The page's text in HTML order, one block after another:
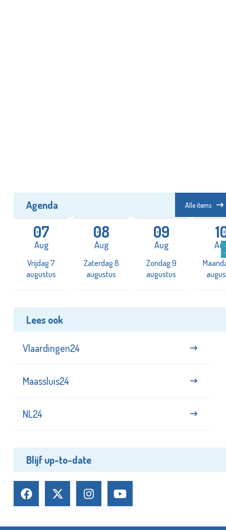
Agenda Alle items
07
Aug
Vrijdag 7
augustus
08
Aug
Zaterdag 8
augustus
09
Aug
Zondag 9
augustus
Lees ook
Vlaardingen24
Maassluis24
NL24
Blijf up-to-date